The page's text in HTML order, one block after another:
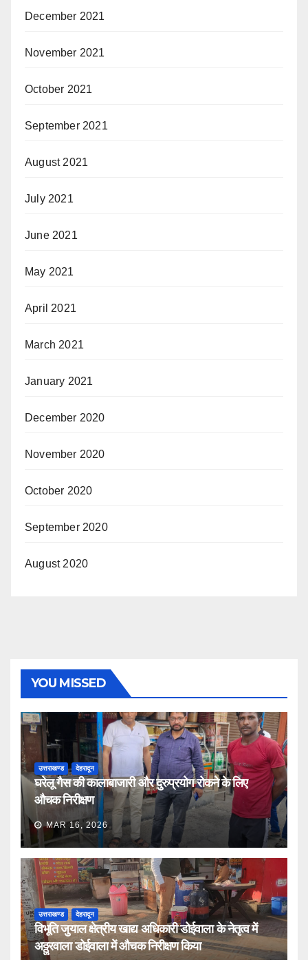
December 2021
November 2021
October 2021
September 2021
August 2021
July 2021
June 2021
May 2021
April 2021
March 2021
January 2021
December 2020
November 2020
October 2020
September 2020
August 2020
YOU MISSED
उत्तराखण्ड देहरादून
घरेलू गैस की कालाबाजारी और दुरुप्रयोग रोकने के लिए
औचक निरीक्षण
MAR 16, 2026
उत्तराखण्ड देहरादून
विभूति जुयाल क्षेत्रीय खाद्य अधिकारी डोईवाला के नेतृत्व में
अठ्ठुरवाला डोईवाला में औचक निरीक्षण किया